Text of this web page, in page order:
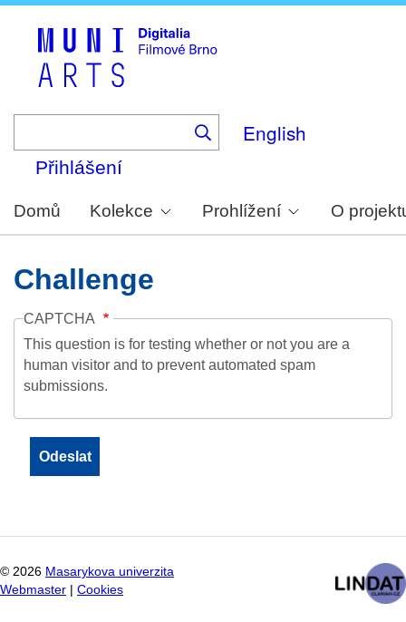
English
Přihlášení
Domů Kolekce Prohlížení O
Challenge
CAPTCHA
This question is for testing whether or not you are a
human visitor and to prevent automated spam
submissions.
© 2026 Masarykova univerzita
Webmaster
Cookies